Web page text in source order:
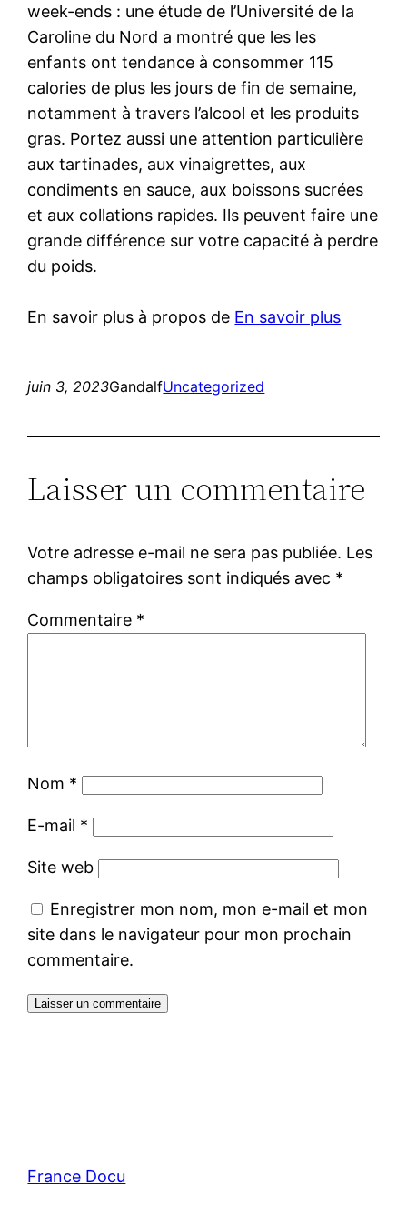
week-ends : une étude de l’Université de la
Caroline du Nord a montré que les les
enfants ont tendance à consommer 115
calories de plus les jours de fin de semaine,
notamment à travers l’alcool et les produits
gras. Portez aussi une attention particulière
aux tartinades, aux vinaigrettes, aux
condiments en sauce, aux boissons sucrées
et aux collations rapides. Ils peuvent faire une
grande différence sur votre capacité à perdre
du poids.
En savoir plus à propos de En savoir plus
juin 3, 2023GandalfUncategorized
Laisser un commentaire
Votre adresse e-mail ne sera pas publiée. Les
champs obligatoires sont indiqués avec *
Commentaire *
Nom *
E-mail *
Site web
Enregistrer mon nom, mon e-mail et mon
site dans le navigateur pour mon prochain
commentaire.
France Docu